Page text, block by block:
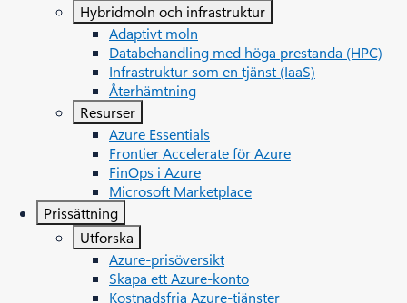
Hybridmoln och infrastruktur
Adaptivt moln
Databehandling med höga prestanda (HPC)
Infrastruktur som en tjänst (IaaS)
Återhämtning
Resurser
Azure Essentials
Frontier Accelerate för Azure
FinOps i Azure
Microsoft Marketplace
Prissättning
Utforska
Azure-prisöversikt
Skapa ett Azure-konto
Kostnadsfria Azure-tjänster